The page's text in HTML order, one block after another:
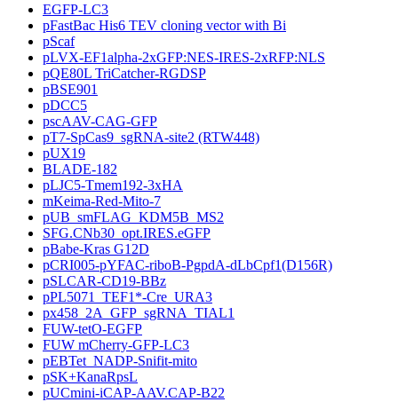
EGFP-LC3
pFastBac His6 TEV cloning vector with Bi
pScaf
pLVX-EF1alpha-2xGFP:NES-IRES-2xRFP:NLS
pQE80L TriCatcher-RGDSP
pBSE901
pDCC5
pscAAV-CAG-GFP
pT7-SpCas9_sgRNA-site2 (RTW448)
pUX19
BLADE-182
pLJC5-Tmem192-3xHA
mKeima-Red-Mito-7
pUB_smFLAG_KDM5B_MS2
SFG.CNb30_opt.IRES.eGFP
pBabe-Kras G12D
pCRI005-pYFAC-riboB-PgpdA-dLbCpf1(D156R)
pSLCAR-CD19-BBz
pPL5071_TEF1*-Cre_URA3
px458_2A_GFP_sgRNA_TIAL1
FUW-tetO-EGFP
FUW mCherry-GFP-LC3
pEBTet_NADP-Snifit-mito
pSK+KanaRpsL
pUCmini-iCAP-AAV.CAP-B22